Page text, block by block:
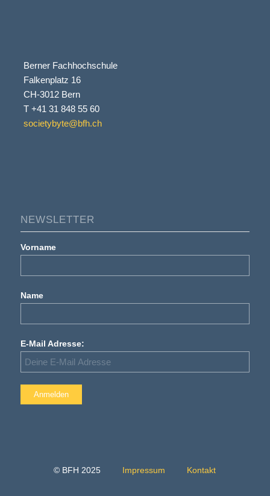
Berner Fachhochschule
Falkenplatz 16
CH-3012 Bern
T +41 31 848 55 60
societybyte@bfh.ch
NEWSLETTER
Vorname
Name
E-Mail Adresse:
© BFH 2025 Impressum Kontakt